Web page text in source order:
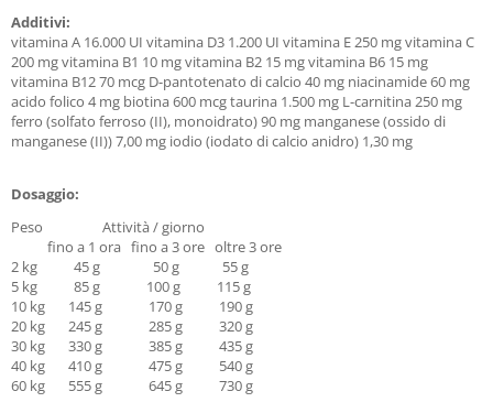
Additivi:
vitamina A 16.000 UI vitamina D3 1.200 UI vitamina E 250 mg vitamina C
200 mg vitamina B1 10 mg vitamina B2 15 mg vitamina B6 15 mg
vitamina B12 70 mcg D-pantotenato di calcio 40 mg niacinamide 60 mg
acido folico 4 mg biotina 600 mcg taurina 1.500 mg L-carnitina 250 mg
ferro (solfato ferroso (II), monoidrato) 90 mg manganese (ossido di
manganese (II)) 7,00 mg iodio (iodato di calcio anidro) 1,30 mg
Dosaggio:
Peso Attività / giorno
fino a 1 ora fino a 3 ore oltre 3 ore
2 kg 45 g 50 g 55 g
5 kg 85 g 100 g 115 g
10 kg 145 g 170 g 190 g
20 kg 245 g 285 g 320 g
30 kg 330 g 385 g 435 g
40 kg 410 g 475 g 540 g
60 kg 555 g 645 g 730 g